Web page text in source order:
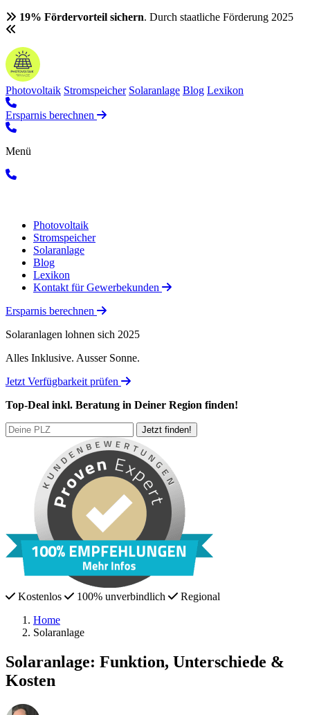
19% Fördervorteil sichern. Durch staatliche Förderung 2025
Photovoltaik Stromspeicher Solaranlage Blog Lexikon
Ersparnis berechnen
Menü
Photovoltaik
Stromspeicher
Solaranlage
Blog
Lexikon
Kontakt für Gewerbekunden
Ersparnis berechnen
Solaranlagen lohnen sich 2025
Alles Inklusive. Ausser Sonne.
Jetzt Verfügbarkeit prüfen
Top-Deal inkl. Beratung in Deiner Region finden!
Kostenlos 100% unverbindlich
Regional
Home
Solaranlage
Solaranlage: Funktion, Unterschiede &
Kosten